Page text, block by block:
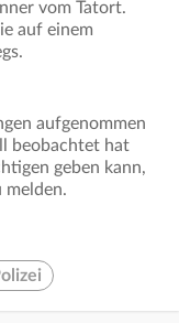
vom Tatort.
auf einem
aufgenommen
beobachtet hat
geben kann,
melden.